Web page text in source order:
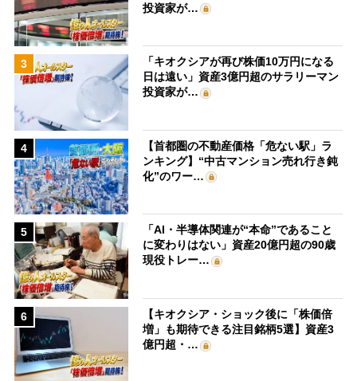
投資家が…
3
「キオクシアが再び株価10万円になる
日は遠い」資産3億円超のサラリーマン
投資家が…
4
【首都圏の不動産価格「危ない駅」ラ
ンキング】“中古マンション売れ行き鈍
化”のワー…
5
「AI・半導体関連が“本命”であること
に変わりはない」資産20億円超の90歳
現役トレー…
6
【キオクシア・ショック後に「株価倍
増」も期待できる注目銘柄5選】資産3
億円超・…